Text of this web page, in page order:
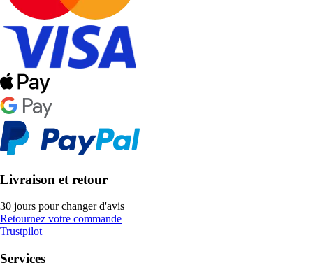
Livraison et retour
30 jours pour changer d'avis
Retournez votre commande
Trustpilot
Services